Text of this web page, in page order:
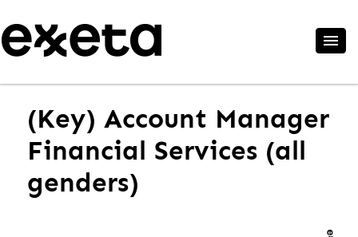
(Key) Account Manager
Financial Services (all
genders)